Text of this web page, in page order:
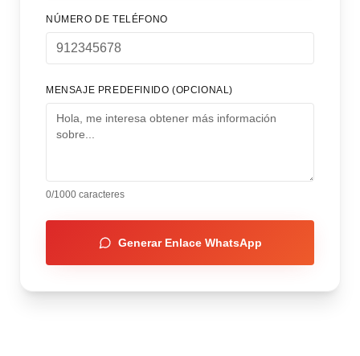
NÚMERO DE TELÉFONO
MENSAJE PREDEFINIDO (OPCIONAL)
0/1000 caracteres
Generar Enlace WhatsApp